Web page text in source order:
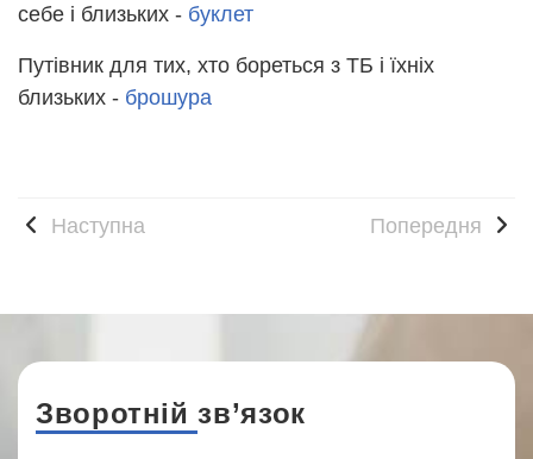
себе і близьких - буклет
Путівник для тих, хто бореться з ТБ і їхніх
близьких - брошура
Наступна Попередня
Зворотній зв’язок